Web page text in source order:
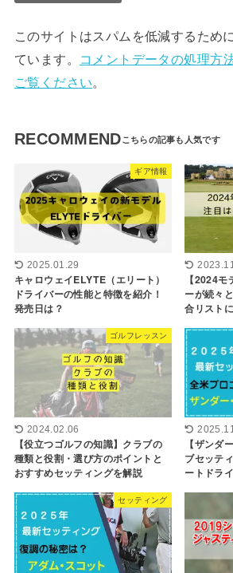
このサイトはスパムを低減するため
ています。 コメントデータの処理方
ご覧ください。
RECOMMEND
ギア情報
2025.01.29
キャロウェイELYTE（エリート）
ドライバーの性能と特徴を紹介！
発売日は？
【2024
ーが続々
合リスト
ゴルフレッスン
2024.02.06
【役立つゴルフの知識】クラブの
種類と役割・選び方のポイントと
おすすめセッティングを解説
【ザンダ
ブセッテ
ートドラ
セッティング